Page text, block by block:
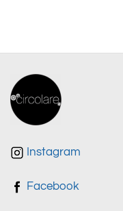
Instagram
Facebook